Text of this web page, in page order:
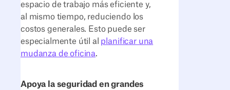
espacio de trabajo más eficiente y,
al mismo tiempo, reduciendo los
costos generales. Esto puede ser
especialmente útil al planificar una
mudanza de oficina.
Apoya la seguridad en grandes